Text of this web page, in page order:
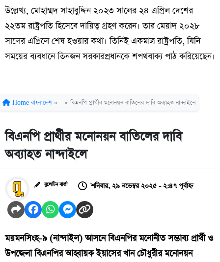
উল্লেখ্য, মোহাম্মদ সাহাবুদ্দিন ২০২৩ সালের ২৪ এপ্রিল দেশের
২২তম রাষ্ট্রপতি হিসেবে দায়িত্ব গ্রহণ করেন। তার মেয়াদ ২০২৮
সালের এপ্রিলে শেষ হওয়ার কথা। তিনিই একমাত্র রাষ্ট্রপতি, যিনি
সময়ের ব্যবধানে তিনজন সরকারপ্রধানকে শপথবাক্য পাঠ করিয়েছেন।
Home বাংলাদেশ » » বিএনপি প্রার্থীর মনোনয়ন বাতিলের দাবি অব্যাহত নান্দাইলে
বিএনপি প্রার্থীর মনোনয়ন বাতিলের দাবি
অব্যাহত নান্দাইলে
বুলেটিন বার্তা শনিবার, ২৯ নভেম্বর ২০২৫ - ২:৪৭ পূর্বাহ্ন
ময়মনসিংহ-৯ (নান্দাইল) আসনে বিএনপির মনোনীত সম্ভাব্য প্রার্থী ও
উপজেলা বিএনপির আহ্বায়ক ইয়াসের খান চৌধুরীর মনোনয়ন